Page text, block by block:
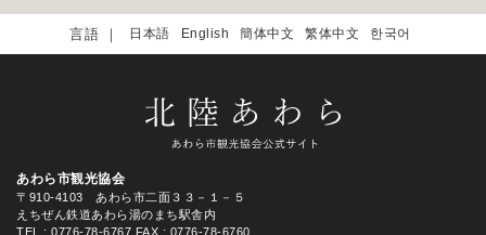
日本語 English 簡体中文 繁体中文 한국어
あわら市観光協会
〒910-4103 あわら市二面３３－１－５
えちぜん鉄道あわら湯のまち駅舎内
TEL
: 0776-78-6767 FAX : 0776-78-6760